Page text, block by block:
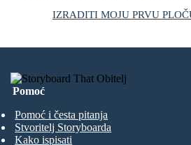
IZRADITI MOJU PRVU
Pomoć
Pomoć i česta pitanja
Stvoritelj Storyboarda
Kako ispisati